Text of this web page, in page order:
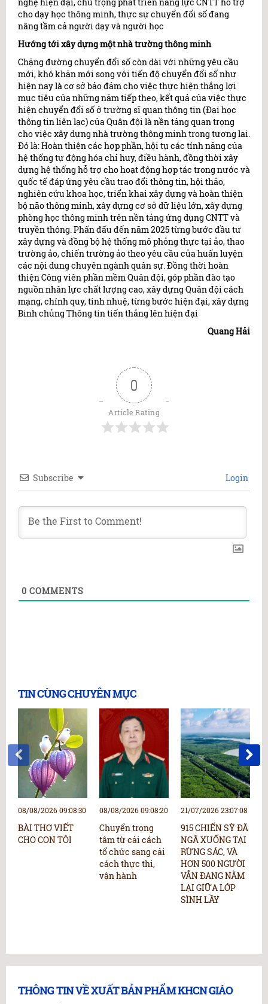
nghệ hiện đại, chú trọng phát triển năng lực CNTT hỗ trợ
cho dạy học thông minh, thực sự chuyển đổi số đang
nâng tầm cả người dạy và người học
Hướng tới xây dựng một nhà trường thông minh
Chặng đường chuyển đổi số còn dài với những yêu cầu
mới, khó khăn mới song với tiến độ chuyển đổi số như
hiện nay là cơ sở bảo đảm cho việc thực hiện thắng lợi
mục tiêu của những năm tiếp theo, kết quả của việc thực
hiện chuyển đổi số ở trường sĩ quan thông tin (Đại học
thông tin liên lạc) của Quân đội là nền tảng quan trọng
cho việc xây dựng nhà trường thông minh trong tương lai.
Đó là: Hoàn thiện các hợp phần, hội tụ các tính năng của
hệ thống tự động hóa chỉ huy, điều hành, đồng thời xây
dựng hệ thống hỗ trợ cho hoạt động hợp tác trong nước và
quốc tế đáp ứng yêu cầu trao đổi thông tin, hội thảo,
nghiên cứu khoa học, triển khai xây dựng và hoàn thiện
bộ não thông minh, xây dựng cơ sở dữ liệu lớn, xây dựng
phòng học thông minh trên nền tảng ứng dụng CNTT và
truyền thông. Phấn đấu đến năm 2025 từng bước đầu tư
xây dựng và đồng bộ hệ thống mô phỏng thực tại ảo, thao
trường ảo, chiến trường ảo theo yêu cầu của huấn luyện
các nội dung chuyên ngành quân sự. Đồng thời hoàn
thiện Công viên phần mềm Quân đội, góp phần đào tạo
nguồn nhân lực chất lượng cao, xây dựng Quân đội cách
mạng, chính quy, tinh nhuệ, từng bước hiện đại, xây dựng
Binh chủng Thông tin tiến thẳng lên hiện đại
Quang Hải
0
Article Rating
Subscribe Login
0 COMMENTS
TIN CÙNG CHUYÊN MỤC
08/08/2026 09:08:30
BÀI THƠ VIẾT
CHO CON TÔI
08/08/2026 09:08:20
Chuyển trọng
tâm từ cải cách
tổ chức sang cải
cách thực thi,
vận hành
21/07/2026 23:07:08
915 CHIẾN SỸ ĐÃ
NGÃ XUỐNG TẠI
RỪNG SÁC, VÀ
HƠN 500 NGƯỜI
VẪN ĐANG NẰM
LẠI GIỮA LỚP
SÌNH LẦY
THÔNG TIN VỀ XUẤT BẢN PHẨM KHCN GIÁO